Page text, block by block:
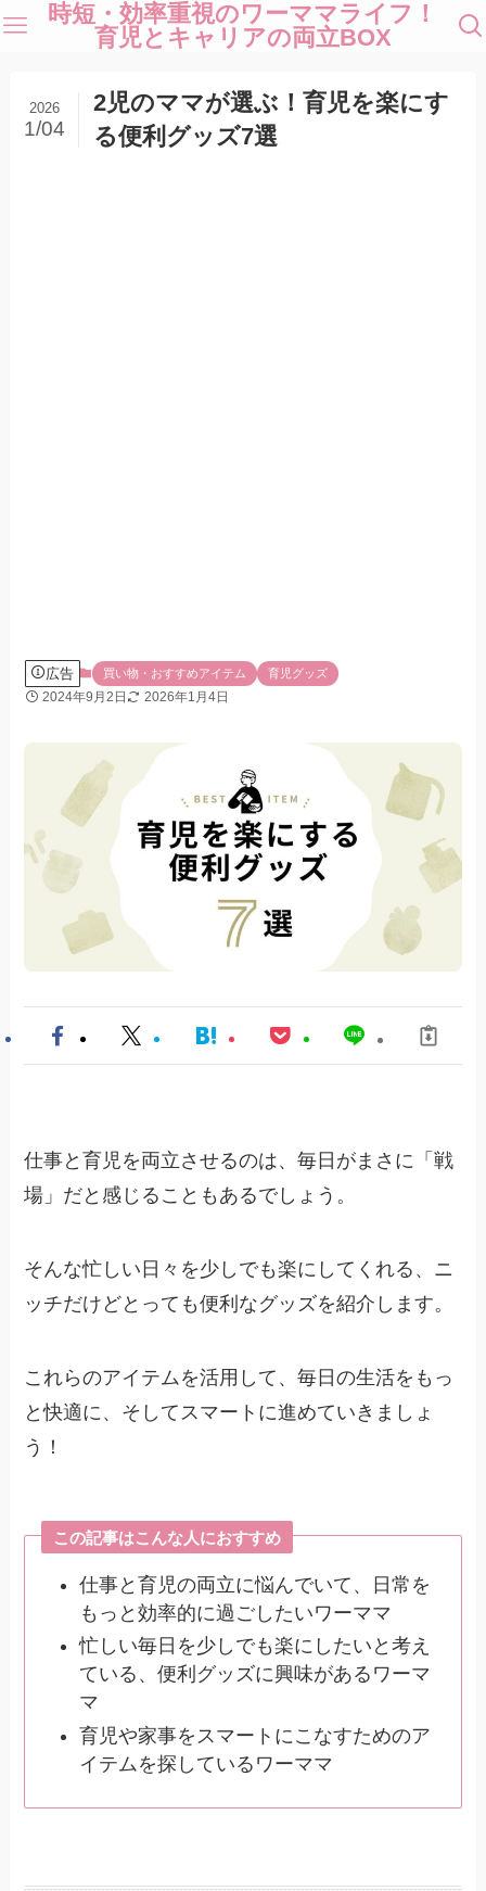
時短・効率重視のワーママライフ！
育児とキャリアの両立BOX
2児のママが選ぶ！育児を楽にす
る便利グッズ7選
2026
1/04
広告 買い物・おすすめアイテム 育児グッズ
2024年9月2日 2026年1月4日
仕事と育児を両立させるのは、毎日がまさに「戦
場」だと感じることもあるでしょう。
そんな忙しい日々を少しでも楽にしてくれる、ニ
ッチだけどとっても便利なグッズを紹介します。
これらのアイテムを活用して、毎日の生活をもっ
と快適に、そしてスマートに進めていきましょ
う！
この記事はこんな人におすすめ
仕事と育児の両立に悩んでいて、日常を
もっと効率的に過ごしたいワーママ
忙しい毎日を少しでも楽にしたいと考え
ている、便利グッズに興味があるワーマ
マ
育児や家事をスマートにこなすためのア
イテムを探しているワーママ